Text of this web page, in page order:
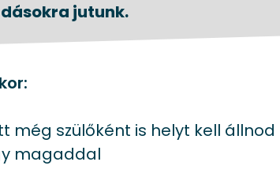
jutunk.
még szülőként is helyt kell állnod
magaddal